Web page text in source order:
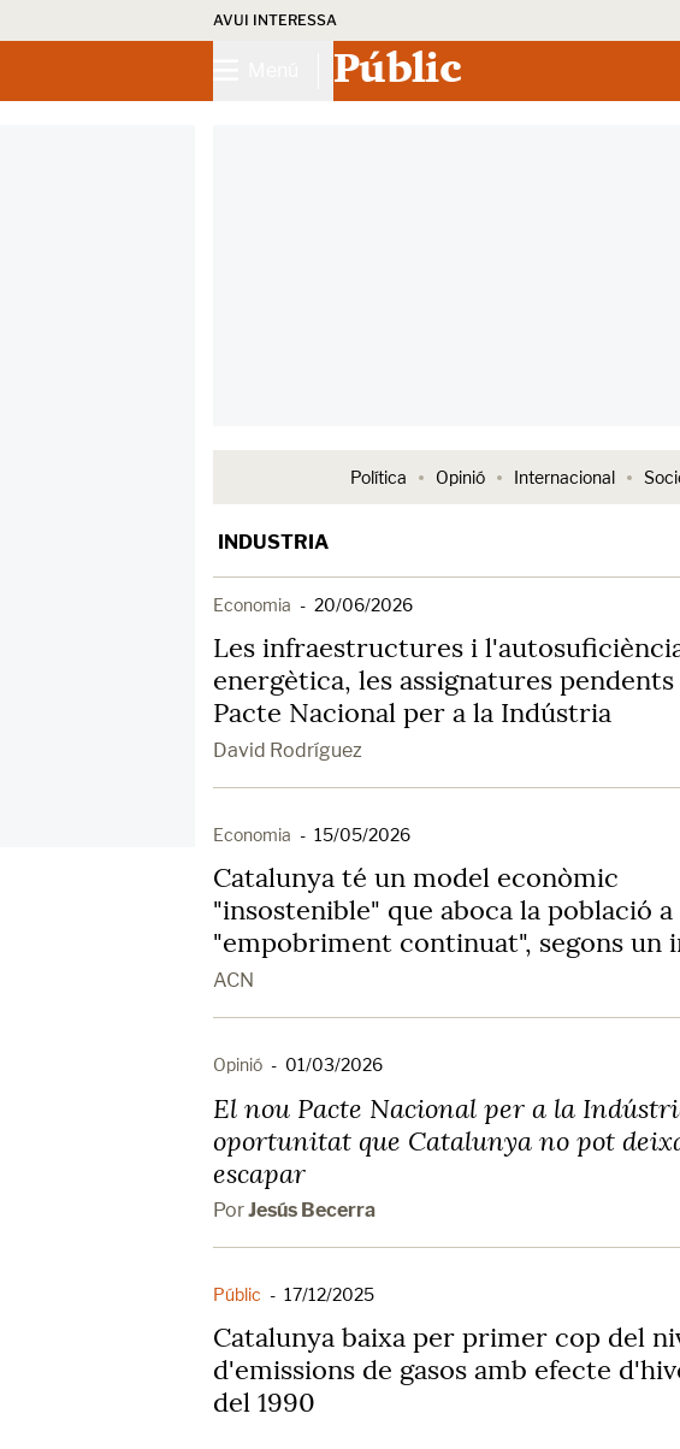
AVUI INTERESSA
Públic
Política Opinió Internacional
INDUSTRIA
Economia - 20/06/2026
Les infraestructures i
energètica, les assignatures
Pacte Nacional per a la Indústria
David Rodríguez
Economia - 15/05/2026
Catalunya té un model econòmic
"insostenible" que aboca la població a
"empobriment continuat", segons un
ACN
Opinió - 01/03/2026
El nou Pacte Nacional per a la
oportunitat que Catalunya no pot
escapar
PorJesús Becerra
Públic - 17/12/2025
Catalunya baixa per primer cop del
d'emissions de gasos amb efecte
del 1990